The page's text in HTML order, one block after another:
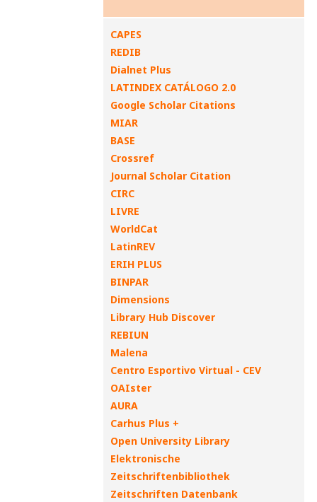
CAPES
REDIB
Dialnet Plus
LATINDEX CATÁLOGO 2.0
Google Scholar Citations
MIAR
BASE
Crossref
Journal Scholar Citation
CIRC
LIVRE
WorldCat
LatinREV
ERIH PLUS
BINPAR
Dimensions
Library Hub Discover
REBIUN
Malena
Centro Esportivo Virtual - CEV
OAIster
AURA
Carhus Plus +
Open University Library
Elektronische
Zeitschriftenbibliothek
Zeitschriften Datenbank